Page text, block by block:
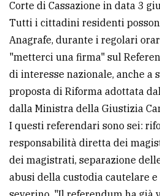
ALTRE
TESTATE
Privacy
policy
Corte di Cassazione in data 3
Tutti i cittadini residenti
Anagrafe, durante i regolari
"metterci una firma" sul
di interesse nazionale, anche a
proposta di Riforma adottata
dalla Ministra della Giustizia
I questi referendari sono sei:
responsabilità diretta dei
dei magistrati, separazione
abusi della custodia cautelare